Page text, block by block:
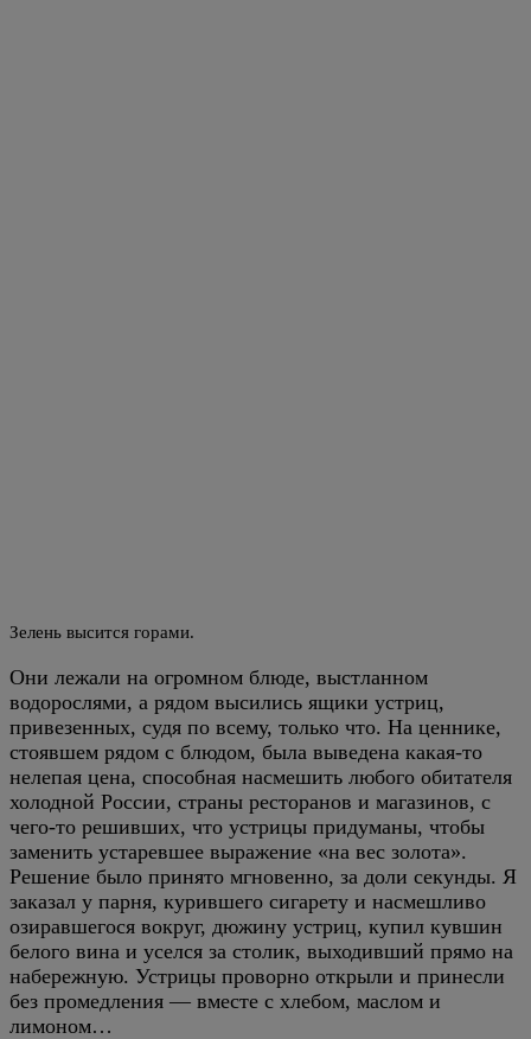
Зелень высится горами.
Они лежали на огромном блюде, выстланном
водорослями, а рядом высились ящики устриц,
привезенных, судя по всему, только что. На ценнике,
стоявшем рядом с блюдом, была выведена какая-то
нелепая цена, способная насмешить любого обитателя
холодной России, страны ресторанов и магазинов, с
чего-то решивших, что устрицы придуманы, чтобы
заменить устаревшее выражение «на вес золота».
Решение было принято мгновенно, за доли секунды. Я
заказал у парня, курившего сигарету и насмешливо
озиравшегося вокруг, дюжину устриц, купил кувшин
белого вина и уселся за столик, выходивший прямо на
набережную. Устрицы проворно открыли и принесли
без промедления — вместе с хлебом, маслом и
лимоном…